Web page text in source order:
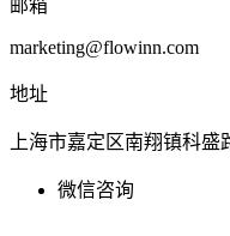
邮箱
marketing@flowinn.com
地址
上海市嘉定区南翔镇科盛
微信咨询